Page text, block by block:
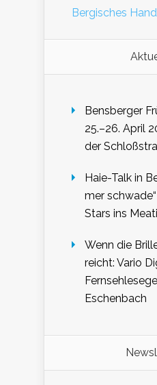
Bergisches
Bensberger
25.–26. April
der
Haie-Talk in
mer
Stars ins
Wenn die
reicht: Vario
Eschenbach